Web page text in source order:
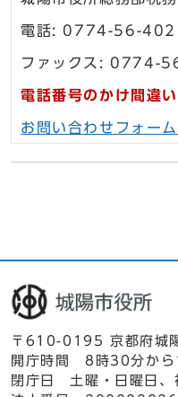
電話: 0774-56-
ファックス: 0774-
電話番号のかけ間違
お問い合わせフォーム
〒610-0195 京都府城
開庁時間 8時30分か
閉庁日 土曜・日曜日、